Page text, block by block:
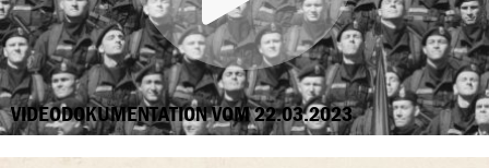
VIDEODOKUMENTATION VOM 22.03.2023